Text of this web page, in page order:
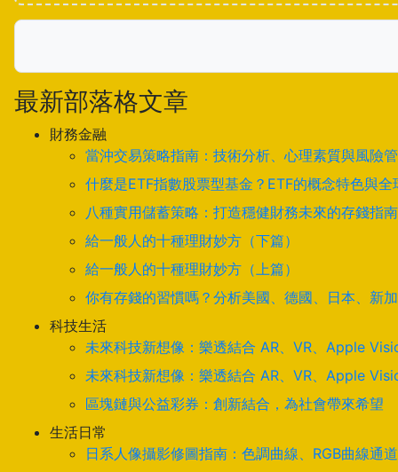
最新部落格文章
財務金融
當沖交易策略指南：技術分析、心理素質與風險
什麼是ETF指數股票型基金？ETF的概念特色與全
八種實用儲蓄策略：打造穩健財務未來的存錢指南
給一般人的十種理財妙方（下篇）
給一般人的十種理財妙方（上篇）
你有存錢的習慣嗎？分析美國、德國、日本、新
科技生活
未來科技新想像：樂透結合 AR、VR、Apple
未來科技新想像：樂透結合 AR、VR、Apple
區塊鏈與公益彩券：創新結合，為社會帶來希望
生活日常
日系人像攝影修圖指南：色調曲線、RGB曲線通